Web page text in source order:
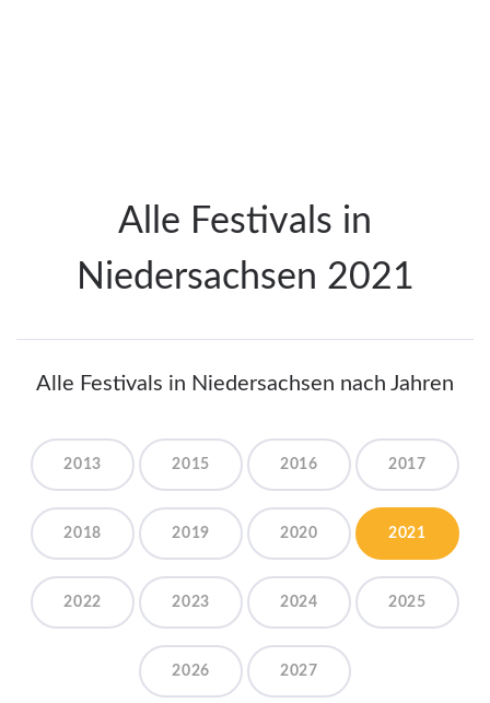
Alle Festivals in
Niedersachsen 2021
Alle Festivals in Niedersachsen nach Jahren
2013 2015 2016 2017
2018 2019 2020 2021
2022 2023 2024 2025
2026 2027